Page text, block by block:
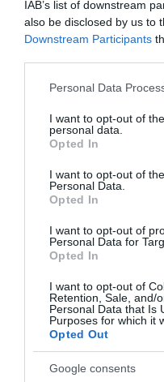
IAB’s list of downstream
also be disclosed by us to
Downstream Participants
Please note that this
not limited to your visit or
grant or deny consent to
use your data for below
consent section.
Personal Data
I want to opt-out of
personal data.
Opted In
I want to opt-out of
Personal Data.
Opted In
I want to opt-out of
Personal Data for
Opted In
I want to opt-out of
Retention, Sale, and/
Personal Data that Is
Purposes for which it
Opted Out
Google consents
09.08.2026 | 14:20
e-ΕΦΚΑ και ΔΥΠΑ:
14 Αυγούστου
Κατάνυξη στην Εύβοια:
Λούτσα με κεράσματα
αναψυκτικά
09.08.2026 | 13:40
Σκύλος ή γάτα; Δείτε
χρήματα θα
09.08.2026 | 13:20
Πανικός σε λιμάνι της
37χρονο άνδρα
09.08.2026 | 13:00
Όλες οι
ΠΕΡΙΣΣΟΤΕΡΑ ΑΠΟ